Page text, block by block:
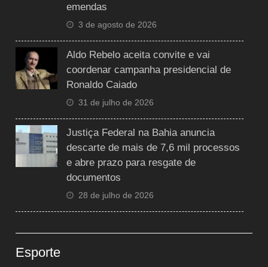
emendas
3 de agosto de 2026
Aldo Rebelo aceita convite e vai
coordenar campanha presidencial de
Ronaldo Caiado
31 de julho de 2026
Justiça Federal na Bahia anuncia
descarte de mais de 7,6 mil processos
e abre prazo para resgate de
documentos
28 de julho de 2026
Esporte